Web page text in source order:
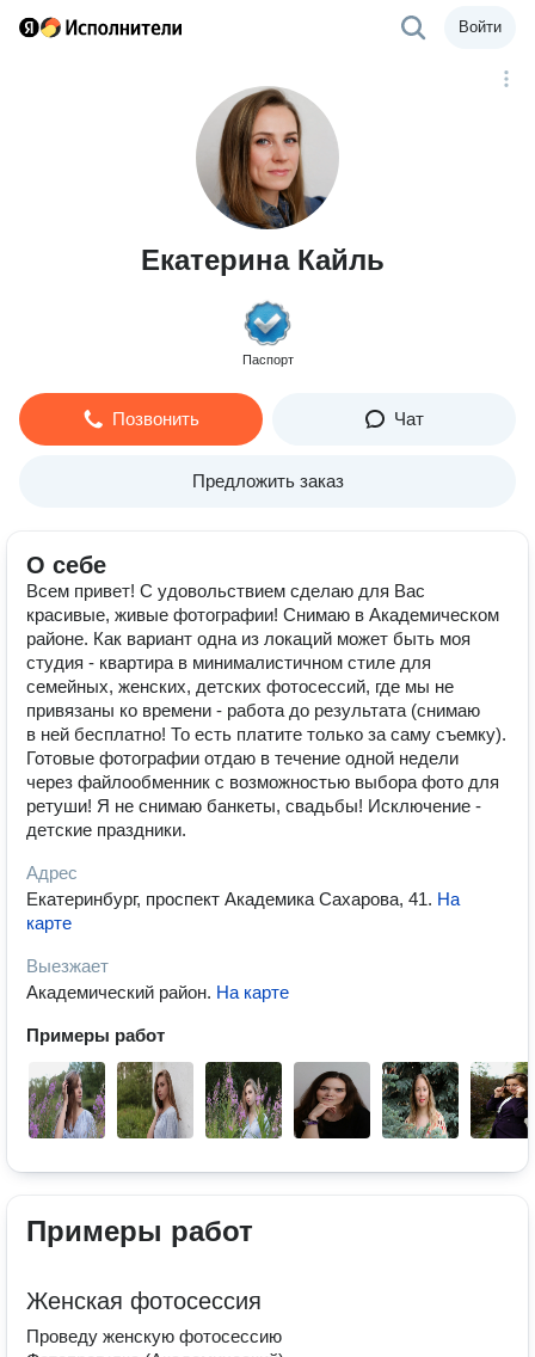
Войти
Екатерина Кайль
Паспорт
Позвонить Чат
Предложить заказ
О себе
Всем привет! С удовольствием сделаю для Вас
красивые, живые фотографии! Снимаю в Академическом
районе. Как вариант одна из локаций может быть моя
студия - квартира в минималистичном стиле для
семейных, женских, детских фотосессий, где мы не
привязаны ко времени - работа до результата (снимаю
в ней бесплатно! То есть платите только за саму съемку).
Готовые фотографии отдаю в течение одной недели
через файлообменник с возможностью выбора фото для
ретуши! Я не снимаю банкеты, свадьбы! Исключение -
детские праздники.
Адрес
Екатеринбург, проспект Академика Сахарова, 41. На
карте
Выезжает
Академический район. На карте
Примеры работ
Примеры работ
Женская фотосессия
Проведу женскую фотосессию